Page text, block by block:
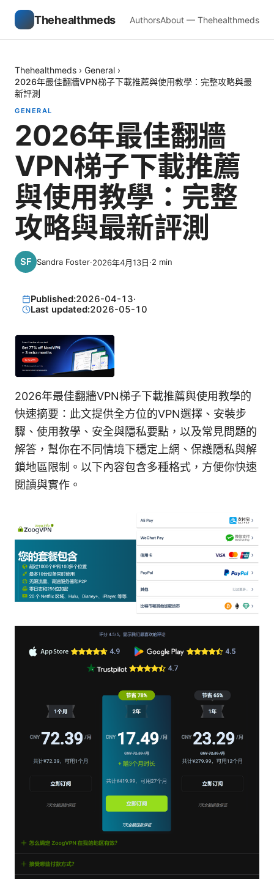
Thehealthmeds AuthorsAbout — Thehealthmeds
Thehealthmeds › General ›
2026年最佳翻牆VPN梯子下載推薦與使用教學：完整攻略與最
新評測
GENERAL
2026年最佳翻牆
VPN梯子下載推薦
與使用教學：完整
攻略與最新評測
Sandra Foster·2026年4月13日·2 min
Published:2026-04-13·
Last updated:2026-05-10
2026年最佳翻牆VPN梯子下載推薦與使用教學的
快速摘要：此文提供全方位的VPN選擇、安裝步
驟、使用教學、安全與隱私要點，以及常見問題的
解答，幫你在不同情境下穩定上網、保護隱私與解
鎖地區限制。以下內容包含多種格式，方便你快速
閱讀與實作。